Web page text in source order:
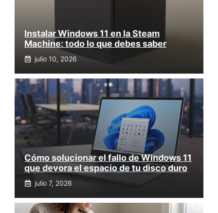
Instalar Windows 11 en la Steam
Machine: todo lo que debes saber
julio 10, 2026
Cómo solucionar el fallo de Windows 11
que devora el espacio de tu disco duro
julio 7, 2026